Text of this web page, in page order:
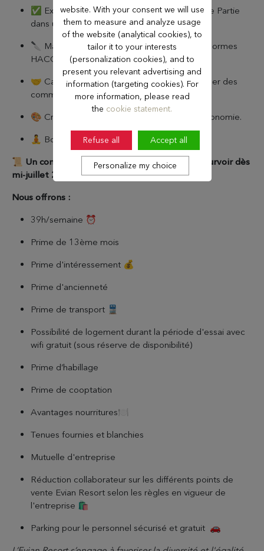
✅ Expérience confirmée en tant que Chef de Partie
dans un établissement similaire
🔪 Maîtrise des techniques culinaires et des normes
HACCP.
🤝 Capacité à travailler en équipe et à manager des
commis
🎨 Créativité, rigueur et passion pour la gastronomie.
🧘 Bonne gestion des priorités.
📜 Un contrat à durée indéterminée (CDI) à pourvoir dès
mi-juillet 2026
Nous offrons :
39h/semaine ⏰
Prime de 13ème mois
Prime d'intéressement 💰
Prime d'ancienneté
Prime de transport 🚆
Possibilité de logement durant la période d'essai avec
wifi gratuit (sous réserve de disponibilité)
Prime d’habillage
Prime de cooptation
Avantages nourritures🍽️
Tenues fournies et blanchies
Mutuelle d'entreprise
Réduction collaborateur sur les différents points de
vente Evian Resort selon les règles en vigueur de
l'entreprise 🛍️
Parking pour le personnel sécurisé et gratuit 🚗
website. With your consent we will use
them to measure and analyze usage
of the website (analytical cookies), to
tailor it to your interests
(personalization cookies), and to
present you relevant advertising and
information (targeting cookies). For
more information, please read
the cookie statement.
Refuse all Accept all
Personalize my choice